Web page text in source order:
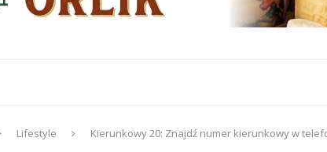
Lifestyle
Kierunkowy 20: Znajdź numer kierunkowy w